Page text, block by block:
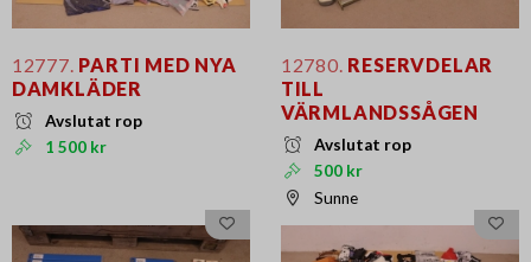
12777. PARTI MED NYA
DAMKLÄDER
Avslutat rop
1 500 kr
12780. RESERVDELAR
TILL
VÄRMLANDSSÅGEN
Avslutat rop
500 kr
Sunne